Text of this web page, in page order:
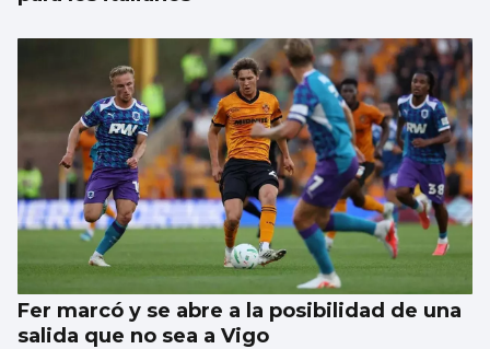
Fer marcó y se abre a la posibilidad de una
salida que no sea a Vigo